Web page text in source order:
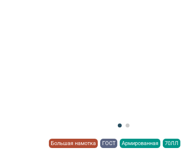
Большая намотка ГОСТ Армированная 70ЛЛ